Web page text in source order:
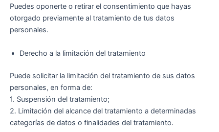
Puedes oponerte o retirar el consentimiento que hayas
otorgado previamente al tratamiento de tus datos
personales.
Derecho a la limitación del tratamiento
Puede solicitar la limitación del tratamiento de sus datos
personales, en forma de:
1. Suspensión del tratamiento;
2. Limitación del alcance del tratamiento a determinadas
categorías de datos o finalidades del tratamiento.